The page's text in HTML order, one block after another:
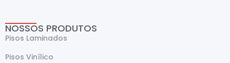
NOSSOS PRODUTOS
Pisos Laminados
Pisos Vinílico